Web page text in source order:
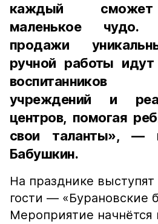
каждый
маленькое чудо.
продажи
ручной работы
воспитанников
учреждений и
центров, помогая
свои таланты», —
Бабушкин.
На празднике
гости — «Бурановские
Мероприятие начнётся